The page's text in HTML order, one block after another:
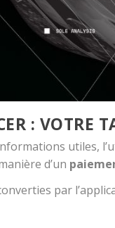
: VOTRE
utiles,
d’un
par